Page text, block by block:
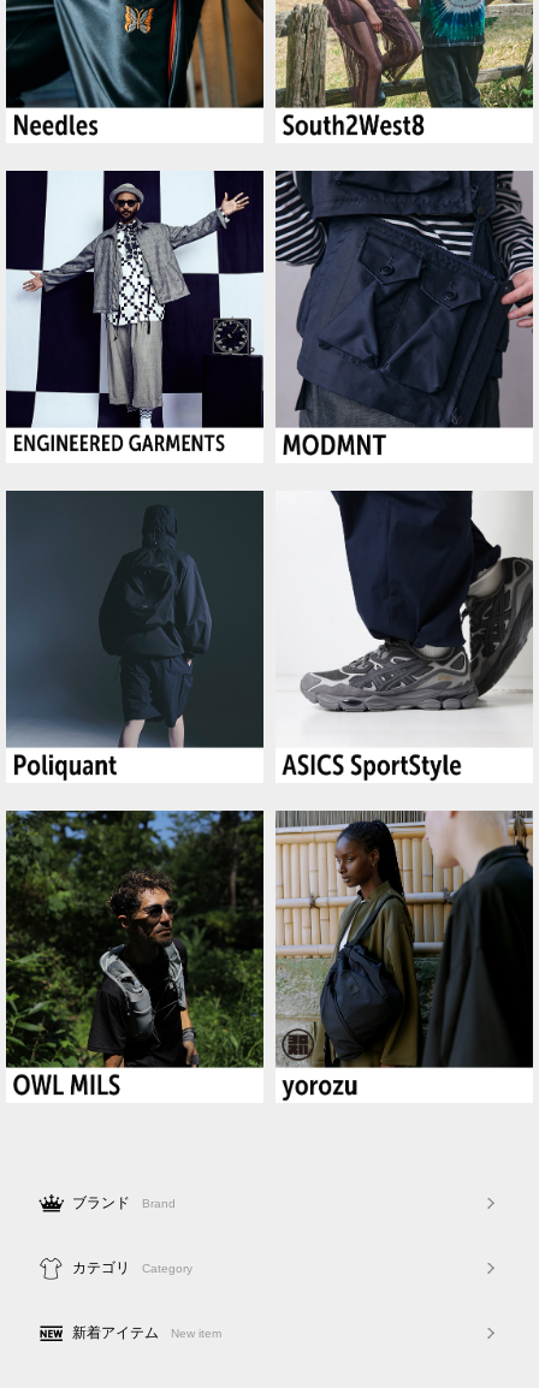
ブランド Brand
カテゴリ Category
新着アイテム New item